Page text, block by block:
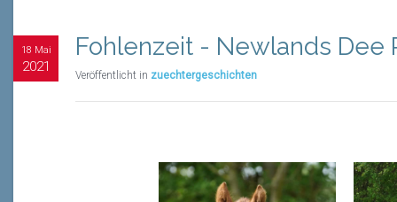
18 Mai
2021
Fohlenzeit - Newlands Dee
Veröffentlicht in zuechtergeschichten